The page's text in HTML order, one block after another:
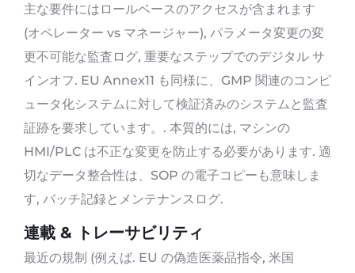
主な要件にはロールベースのアクセスが含まれます
(オペレーター vs マネージャー), パラメータ変更の変
更不可能な監査ログ, 重要なステップでのデジタル サ
インオフ. EU Annex11 も同様に、GMP 関連のコンピ
ュータ化システムに対して検証済みのシステムと監査
証跡を要求しています。. 本質的には, マシンの
HMI/PLC は不正な変更を防止する必要があります. 適
切なデータ整合性は、SOP の電子コピーも意味しま
す, バッチ記録とメンテナンスログ.
連載 & トレーサビリティ
最近の規制 (例えば. EU の偽造医薬品指令, 米国